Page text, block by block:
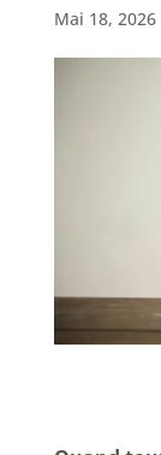
Mai 18, 2026